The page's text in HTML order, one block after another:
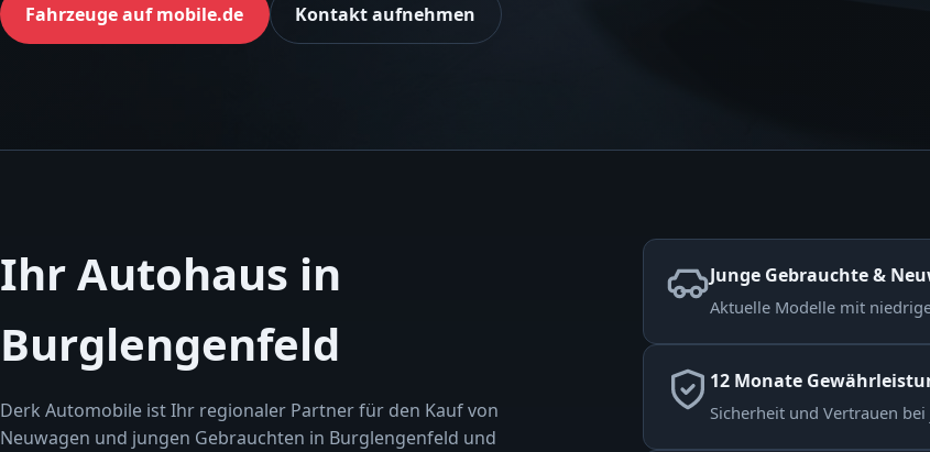
Fahrzeuge auf mobile.de Kontakt aufnehmen
Ihr Autohaus in
Burglengenfeld
Derk Automobile ist Ihr regionaler Partner für den Kauf von
Neuwagen und jungen Gebrauchten in Burglengenfeld und
Junge Gebrauchte &
Aktuelle Modelle mit
12 Monate
Sicherheit und Vertrauen